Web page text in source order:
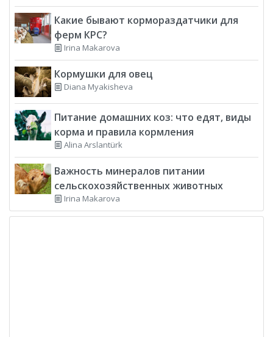
Какие бывают кормораздатчики для
ферм КРС?
Irina Makarova
Кормушки для овец
Diana Myakisheva
Питание домашних коз: что едят, виды
корма и правила кормления
Alina Arslantürk
Важность минералов питании
сельскохозяйственных животных
Irina Makarova